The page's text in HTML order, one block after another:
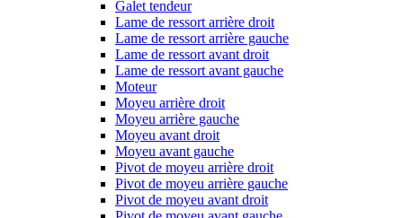
Galet tendeur
Lame de ressort arrière droit
Lame de ressort arrière gauche
Lame de ressort avant droit
Lame de ressort avant gauche
Moteur
Moyeu arrière droit
Moyeu arrière gauche
Moyeu avant droit
Moyeu avant gauche
Pivot de moyeu arrière droit
Pivot de moyeu arrière gauche
Pivot de moyeu avant droit